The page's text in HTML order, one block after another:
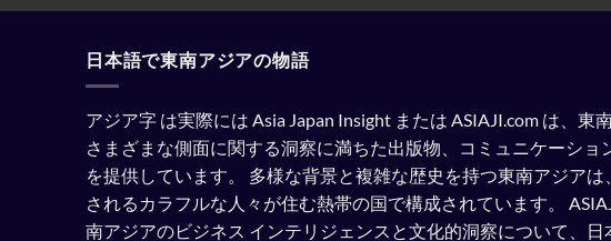
日本語で東南アジアの物語
アジア字 は実際には Asia Japan Insight または ASIAJI.com は、東
さまざまな側面に関する洞察に満ちた出版物、コミュニケーショ
を提供しています。
多様な背景と複雑な歴史を持つ東南アジアは
されるカラフルな人々が住む熱帯の国で構成されています。
南アジアのビジネス インテリジェンスと文化的洞察について、日